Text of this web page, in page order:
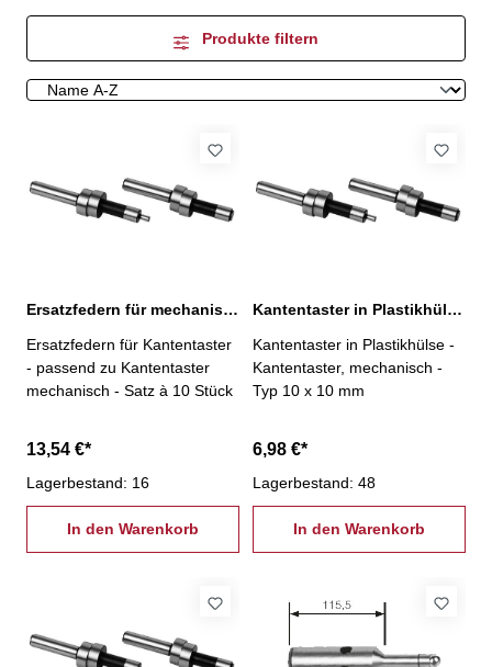
Produkte filtern
Ersatzfedern für mechanische Kantentaster
Ersatzfedern für Kantentaster
- passend zu Kantentaster
mechanisch - Satz à 10 Stück
13,54 €*
Lagerbestand: 16
In den Warenkorb
Kantentaster in Plastikhülse, mechanisch
Kantentaster in Plastikhülse -
Kantentaster, mechanisch -
Typ 10 x 10 mm
6,98 €*
Lagerbestand: 48
In den Warenkorb